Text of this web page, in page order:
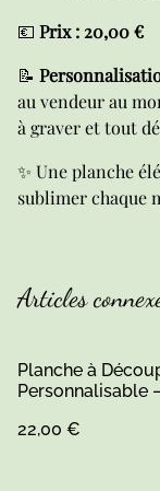
💶 Prix : 20,00 €
📝
au vendeur au
à graver et tout
✨ Une planche
sublimer chaque
Articles
Planche à
Personnalisable
22,00 €